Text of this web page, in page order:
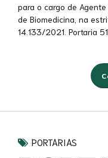
para o cargo de
de Biomedicina, na
14.133/2021. Portaria 51
PORTARIAS